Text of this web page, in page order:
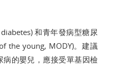
和青年發病型糖尿
the young, MODY)。建議
的嬰兒，應接受單基因檢